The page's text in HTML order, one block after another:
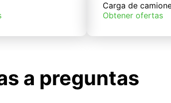
Carga de
Obtener ofertas
a preguntas